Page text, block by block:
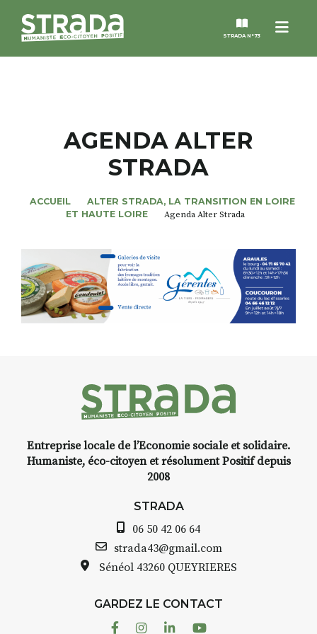
Menu
STRADA N°73
MAGAZINES
STRADA’DATES
ALTER STRADA
ROSÉE DE MAI
S'INSCRIRE À LA NEWSLETTER
FACEBOOKINSTAGRAM
LINKEDINYOUTUBE
AGENDA ALTER
STRADA
ACCUEIL
ALTER STRADA, LA TRANSITION EN LOIRE
ET HAUTE LOIRE
Agenda Alter Strada
Entreprise locale de l’Economie sociale et solidaire.
Humaniste, éco-citoyen et résolument Positif depuis
2008
STRADA
06 50 42 06 64
strada43@gmail.com
Sénéol 43260 QUEYRIERES
GARDEZ LE CONTACT
FacebookInstagram
LinkedinYoutube